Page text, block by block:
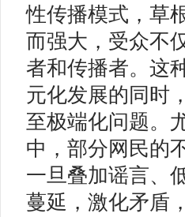
性传播模式，草
而强大，受众不
者和传播者。这
元化发展的同时
至极端化问题。
中，部分网民的
一旦叠加谣言、
蔓延，激化矛盾